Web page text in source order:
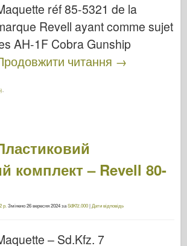
réf 85-5321 de la
Revell ayant comme sujet
AH-1F Cobra Gunship
читання →
комплект – Revell 80-
р. Змінено26 вересня 2024заSdKfz.000| Дати відповідь
– Sd.Kfz. 7